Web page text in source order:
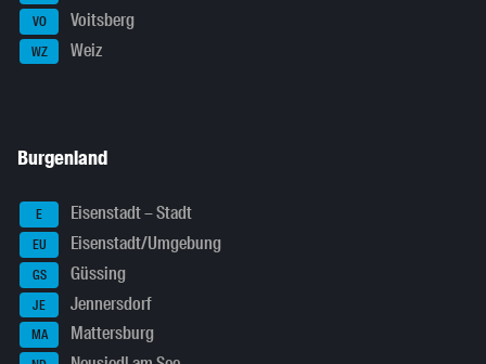
VO Voitsberg
WZ Weiz
Burgenland
E Eisenstadt – Stadt
EU Eisenstadt/Umgebung
GS Güssing
JE Jennersdorf
MA Mattersburg